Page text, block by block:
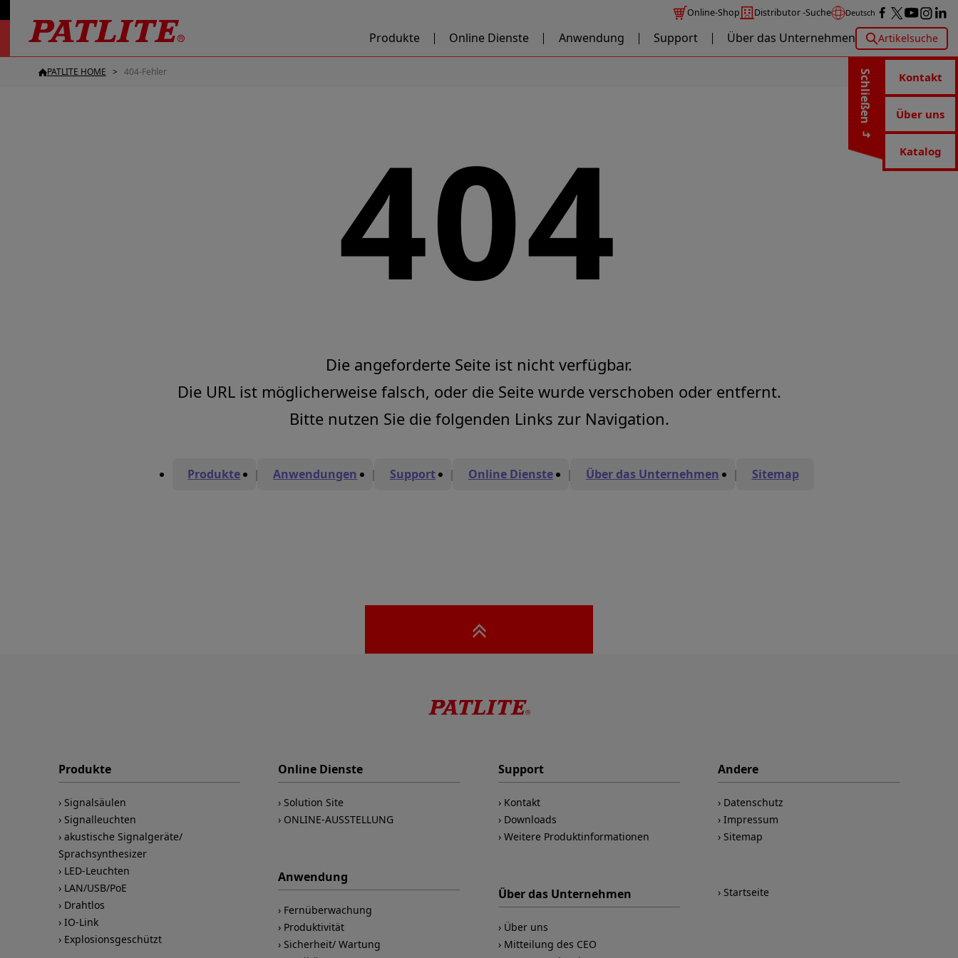
Online-Shop Distributor -Suche Deutsch
Produkte Online Dienste Anwendung Support Über das Unternehmen Artikelsuche
Schließen Kontakt
Über uns
Katalog
PATLITE HOME 404-Fehler
404
Die angeforderte Seite ist nicht verfügbar.
Die URL ist möglicherweise falsch, oder die Seite wurde verschoben oder entfernt.
Bitte nutzen Sie die folgenden Links zur Navigation.
Produkte Anwendungen Support Online Dienste Über das Unternehmen Sitemap
Produkte
Signalsäulen
Signalleuchten
akustische Signalgeräte/
Sprachsynthesizer
LED-Leuchten
LAN/USB/PoE
Drahtlos
IO-Link
Explosionsgeschützt
Online Dienste
Solution Site
ONLINE-AUSSTELLUNG
Anwendung
Fernüberwachung
Produktivität
Sicherheit/ Wartung
Support
Kontakt
Downloads
Weitere Produktinformationen
Über das Unternehmen
Über uns
Mitteilung des CEO
Andere
Datenschutz
Impressum
Sitemap
Startseite